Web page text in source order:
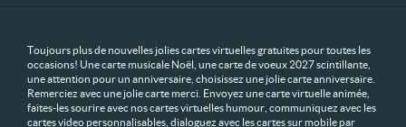
Toujours plus de nouvelles jolies cartes virtuelles gratuites pour toutes les
occasions! Une carte musicale Noël, une carte de voeux 2027 scintillante,
une attention pour un anniversaire, choisissez une jolie carte anniversaire.
Remerciez avec une jolie carte merci. Envoyez une carte virtuelle animée,
faites-les sourire avec nos cartes virtuelles humour, communiquez avec les
cartes video personnalisables, dialoguez avec les cartes sur mobile par